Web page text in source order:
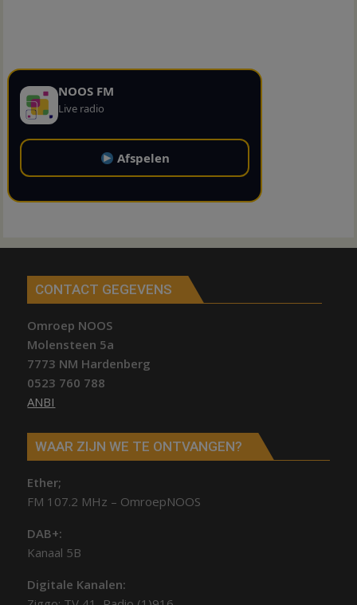
NOOS FM
Live radio
Afspelen
CONTACT GEGEVENS
Omroep NOOS
Molensteen 5a
7773 NM Hardenberg
0523 760 788
ANBI
WAAR ZIJN WE TE ONTVANGEN?
Ether;
FM 107.2 MHz – OmroepNOOS
DAB+:
Kanaal 5B
Digitale Kanalen: